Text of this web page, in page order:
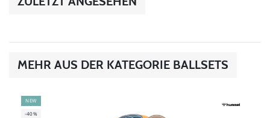
MEHR AUS DER KATEGORIE BALLSETS
NEW
-40%